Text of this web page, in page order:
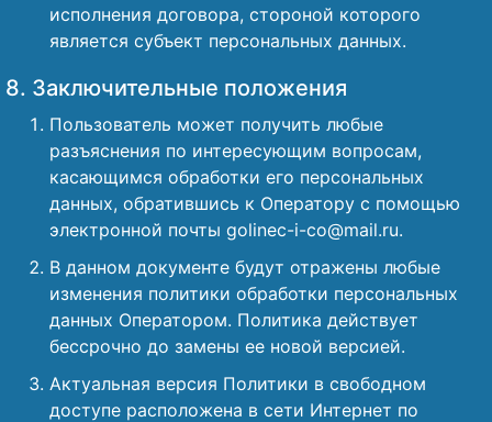
исполнения договора, стороной которого
является субъект персональных данных.
8. Заключительные положения
Пользователь может получить любые
разъяснения по интересующим вопросам,
касающимся обработки его персональных
данных, обратившись к Оператору с помощью
электронной почты golinec-i-co@mail.ru.
В данном документе будут отражены любые
изменения политики обработки персональных
данных Оператором. Политика действует
бессрочно до замены ее новой версией.
Актуальная версия Политики в свободном
доступе расположена в сети Интернет по